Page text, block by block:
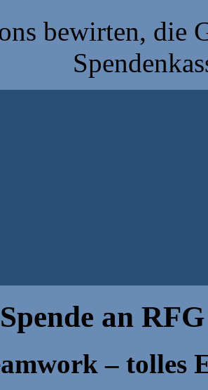
bewirten, die
an
– tolles